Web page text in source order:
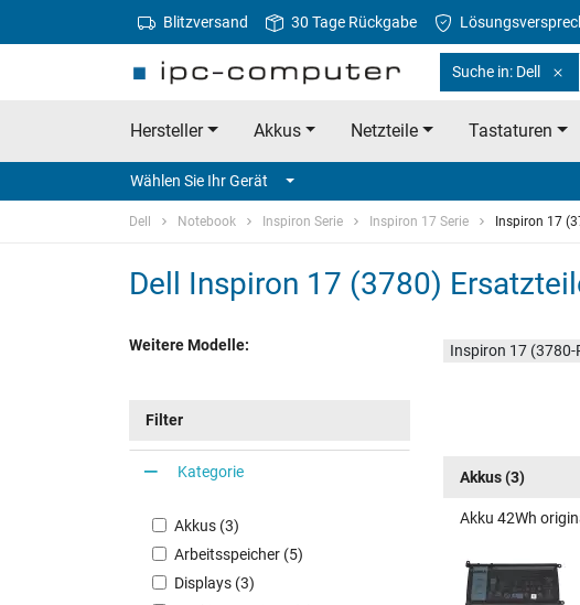
Blitzversand 30 Tage Rückgabe
Suche in: Dell
Hersteller Akkus Netzteile Tastaturen
Wählen Sie Ihr Gerät
Dell Notebook Inspiron Serie Inspiron 17 Serie Inspiron 17
Dell Inspiron 17 (3780)
Weitere Modelle: Inspiron 17 (3780-
Filter
Kategorie
Akkus (3)
Arbeitsspeicher (5)
Displays (3)
Akkus(3)
Akku 42Wh